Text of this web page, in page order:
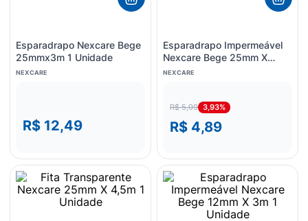
Esparadrapo Nexcare Bege
25mmx3m 1 Unidade
NEXCARE
R$ 12,49
Esparadrapo Impermeável
Nexcare Bege 25mm X
0,9m 1 Unidade
NEXCARE
R$ 5,09 3,93%
R$ 4,89